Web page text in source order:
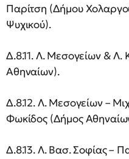
Παρίτση (Δήμου
Ψυχικού).
Δ.8.11. Λ. Μεσογείων & Λ.
Αθηναίων).
Δ.8.12. Λ. Μεσογείων –
Φωκίδος (Δήμος
Δ.8.13. Λ. Βασ. Σοφίας –